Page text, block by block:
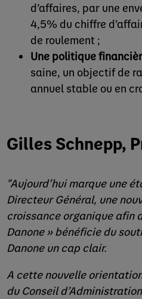
d’affaires, par une
4,5% du chiffre
de roulement ;
Une politique
saine, un objectif de
annuel stable ou en
Gilles Schnepp,
"Aujourd’hui marque une
Directeur Général, une
croissance organique afin
Danone » bénéficie du
Danone un cap clair.
A cette nouvelle
du Conseil